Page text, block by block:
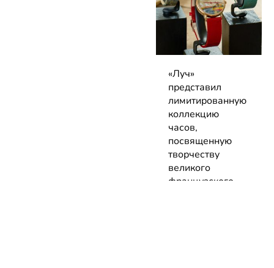
«Луч»
представил
лимитированную
коллекцию
часов,
посвященную
творчеству
великого
французского